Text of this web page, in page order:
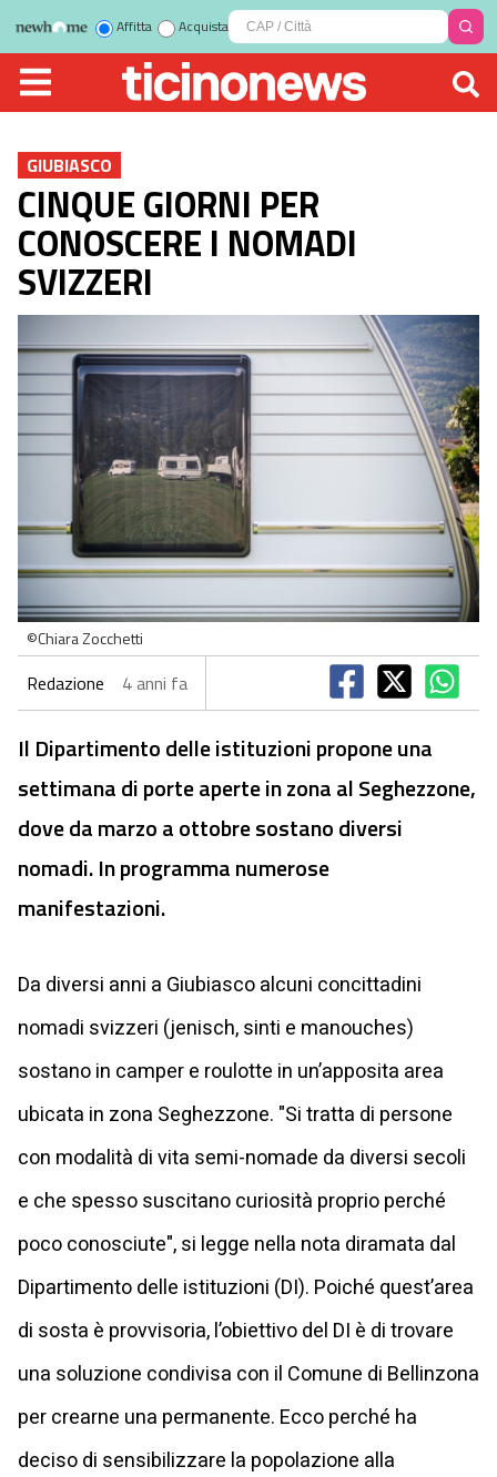
Affitta Acquista
GIUBIASCO
CINQUE GIORNI PER
CONOSCERE I NOMADI
SVIZZERI
©Chiara Zocchetti
Redazione 4 anni fa
Il Dipartimento delle istituzioni propone una
settimana di porte aperte in zona al Seghezzone,
dove da marzo a ottobre sostano diversi
nomadi. In programma numerose
manifestazioni.
Da diversi anni a Giubiasco alcuni concittadini
nomadi svizzeri (jenisch, sinti e manouches)
sostano in camper e roulotte in un’apposita area
ubicata in zona Seghezzone. "Si tratta di persone
con modalità di vita semi-nomade da diversi secoli
e che spesso suscitano curiosità proprio perché
poco conosciute", si legge nella nota diramata dal
Dipartimento delle istituzioni (DI). Poiché quest’area
di sosta è provvisoria, l’obiettivo del DI è di trovare
una soluzione condivisa con il Comune di Bellinzona
per crearne una permanente. Ecco perché ha
deciso di sensibilizzare la popolazione alla